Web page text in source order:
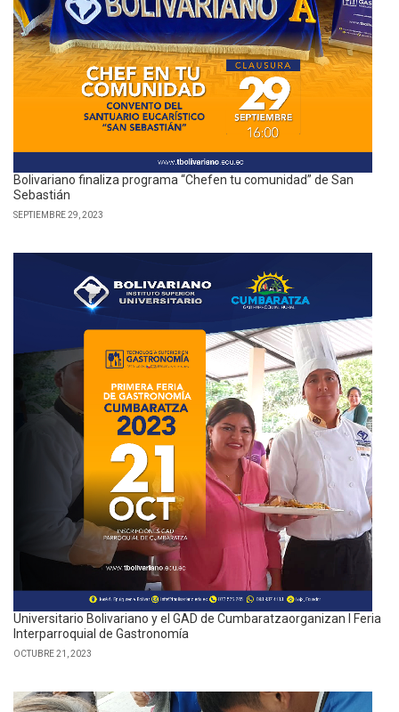
Bolivariano finaliza programa “Chefen tu comunidad” de San
Sebastián
SEPTIEMBRE 29, 2023
Universitario Bolivariano y el GAD de Cumbaratzaorganizan I Feria
Interparroquial de Gastronomía
OCTUBRE 21, 2023